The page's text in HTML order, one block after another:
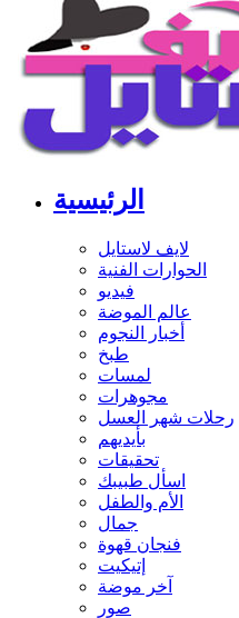
الرئيسية
لايف لاستايل
الحوارات الفنية
فيديو
عالم الموضة
أخبار النجوم
طبخ
لمسات
مجوهرات
رحلات شهر العسل
بأيديهم
تحقيقات
اسأل طبيبك
الأم والطفل
جمال
فنجان قهوة
إتيكيت
آخر موضة
صور